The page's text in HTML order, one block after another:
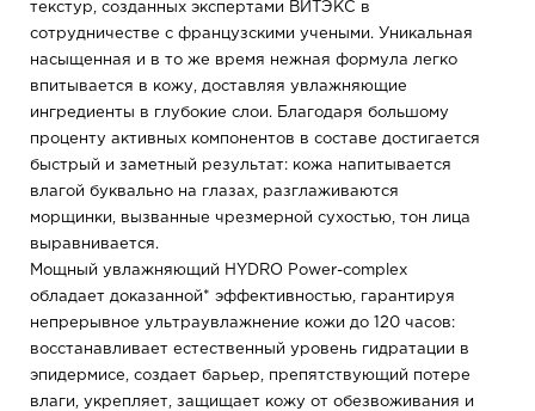
текстур, созданных экспертами ВИТЭКС в
сотрудничестве с французскими учеными. Уникальная
насыщенная и в то же время нежная формула легко
впитывается в кожу, доставляя увлажняющие
ингредиенты в глубокие слои. Благодаря большому
проценту активных компонентов в составе достигается
быстрый и заметный результат: кожа напитывается
влагой буквально на глазах, разглаживаются
морщинки, вызванные чрезмерной сухостью, тон лица
выравнивается.
Мощный увлажняющий HYDRO Power-complex
обладает доказанной* эффективностью, гарантируя
непрерывное ультраувлажнение кожи до 120 часов:
восстанавливает естественный уровень гидратации в
эпидермисе, создает барьер, препятствующий потере
влаги, укрепляет, защищает кожу от обезвоживания и